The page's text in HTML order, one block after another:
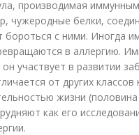
производимая
чужеродные белки,
бороться с ними. Иногда
в аллергию.
участвует в развитии
от других
жизни
как его